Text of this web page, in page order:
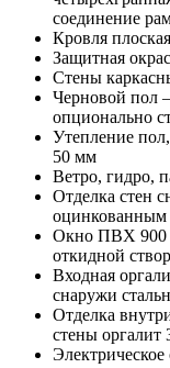
соединение
Кровля
Защитная
Стены
Черновой пол
опционально
Утепление
50 мм
Ветро, гидро,
Отделка стен
Окно ПВХ 900
откидной
Входная
снаружи
Отделка
стены оргалит